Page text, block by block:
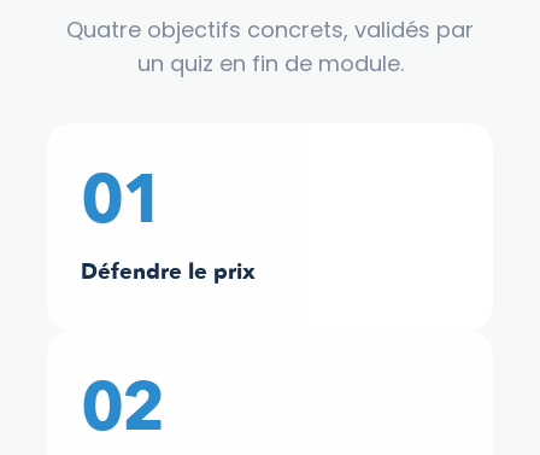
Quatre objectifs concrets, validés par
un quiz en fin de module.
01
Défendre le prix
02